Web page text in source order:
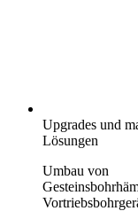
Upgrades und
Lösungen
Umbau von